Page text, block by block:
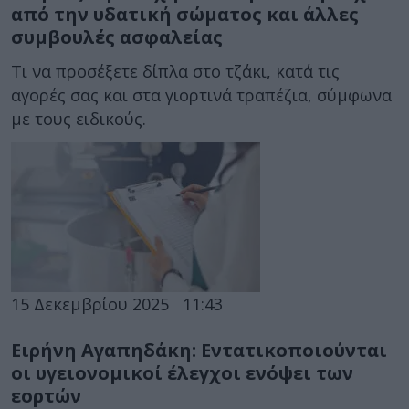
από την υδατική σώματος και άλλες
συμβουλές ασφαλείας
Τι να προσέξετε δίπλα στο τζάκι, κατά τις
αγορές σας και στα γιορτινά τραπέζια, σύμφωνα
με τους ειδικούς.
15 Δεκεμβρίου 2025 11:43
Ειρήνη Αγαπηδάκη: Εντατικοποιούνται
οι υγειονομικοί έλεγχοι ενόψει των
εορτών